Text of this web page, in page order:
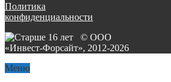
Политика
конфиденциальности
© ООО
«Инвест-Форсайт», 2012-2026
Меню